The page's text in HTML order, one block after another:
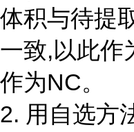
体积与待提
一致,以此作
作为NC。
2. 用自选方